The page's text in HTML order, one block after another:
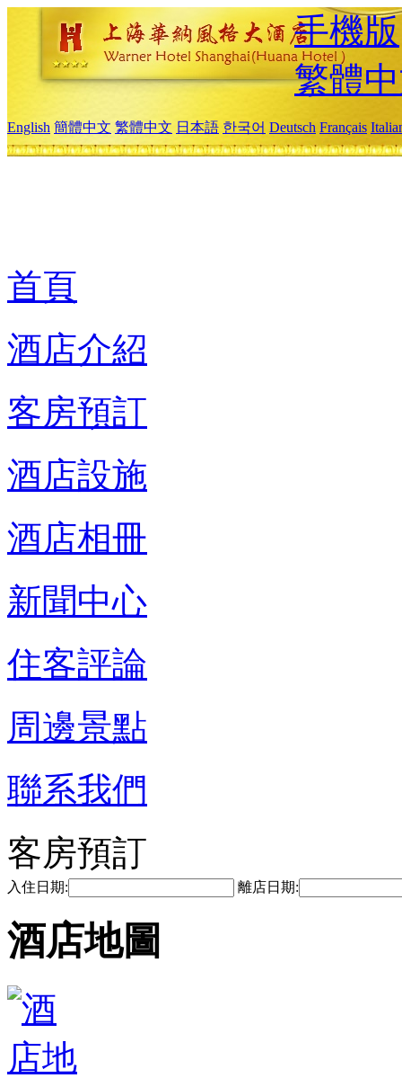
手機版
繁體
English 簡體中文 繁體中文 日本語 한국어 Deutsch Français
首頁
酒店介紹
客房預訂
酒店設施
酒店相冊
新聞中心
住客評論
周邊景點
聯系我們
客房預訂
入住日期: 離店日期:
酒店地圖